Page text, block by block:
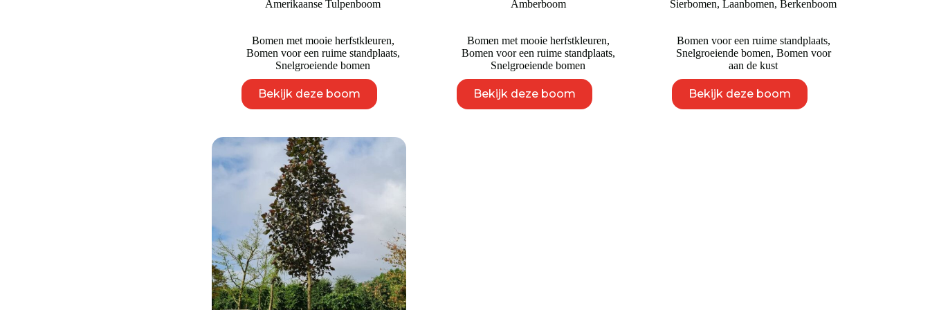
Amerikaanse Tulpenboom
Bomen met mooie herfstkleuren,
Bomen voor een ruime standplaats,
Snelgroeiende bomen
Bekijk deze boom
product
heeft
Deze
optie
kan
gekozen
worden
op
de
productpagina
tot
Amberboom
Bomen met mooie herfstkleuren,
Bomen voor een ruime standplaats,
Snelgroeiende bomen
Bekijk deze boom
product
heeft
Sierbomen,Laanbomen,Berkenboom
Bomen voor een ruime standplaats,
Snelgroeiende bomen, Bomen voor
aan de kust
Bekijk deze boom
product
heeft